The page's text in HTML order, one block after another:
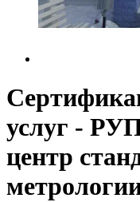
услуг -
центр